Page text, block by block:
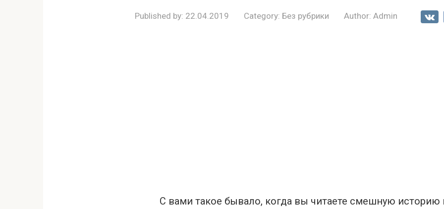
Published by: 22.04.2019 Category: Без рубрики Author: Admin
С вами такое бывало, когда вы читаете смешную историю